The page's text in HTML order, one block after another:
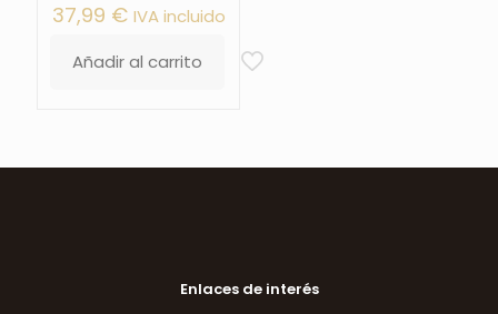
37,99 € IVA incluido
Añadir al carrito
Enlaces de interés